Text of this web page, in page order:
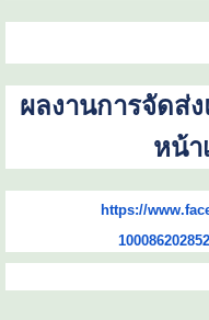
ผลงานการจัดส่
หน้า
https://